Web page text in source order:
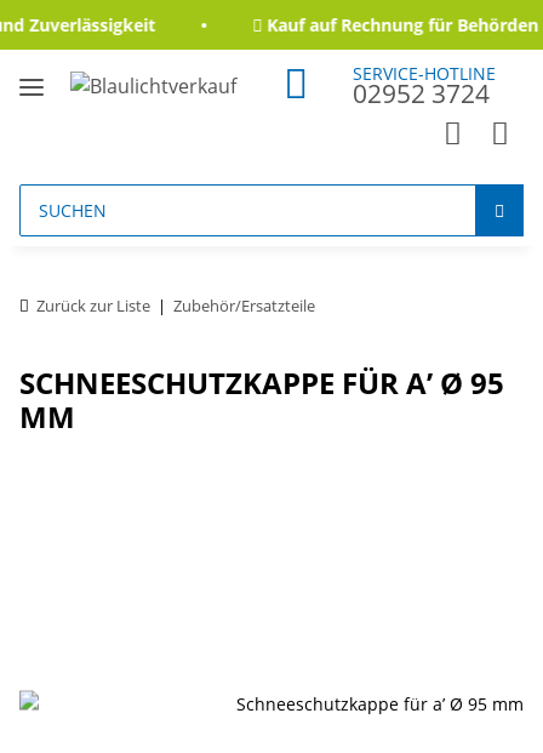
Zuverlässigkeit Kauf auf Rechnung für Behörden
SERVICE-HOTLINE
02952 3724
Zurück zur Liste Zubehör/Ersatzteile
SCHNEESCHUTZKAPPE FÜR A’ Ø 95
MM